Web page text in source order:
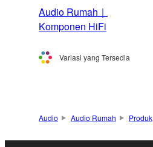
Audio Rumah｜
Komponen HiFi
Variasi yang Tersedia
Audio Audio Rumah Produk